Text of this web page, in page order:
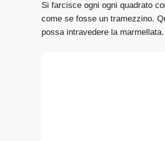
Si farcisce ogni ogni quadrato
come se fosse un tramezzino.
possa intravedere la marmellata.